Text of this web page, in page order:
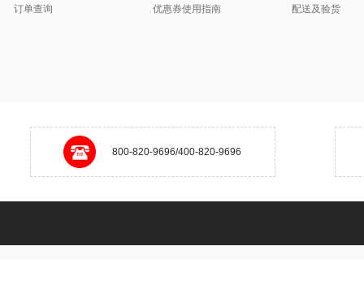
订单查询
优惠券使用指南
配送及验货
800-820-9696/400-820-9696